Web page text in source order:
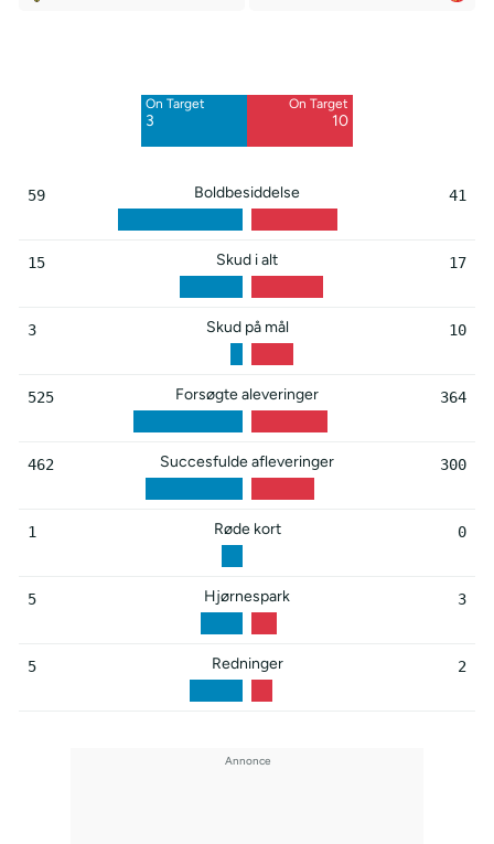
On Target
3
On Target
10
59 Boldbesiddelse 41
15 Skud i alt 17
3 Skud på mål 10
525 Forsøgte aleveringer 364
462 Succesfulde afleveringer 300
1 Røde kort 0
5 Hjørnespark 3
5 Redninger 2